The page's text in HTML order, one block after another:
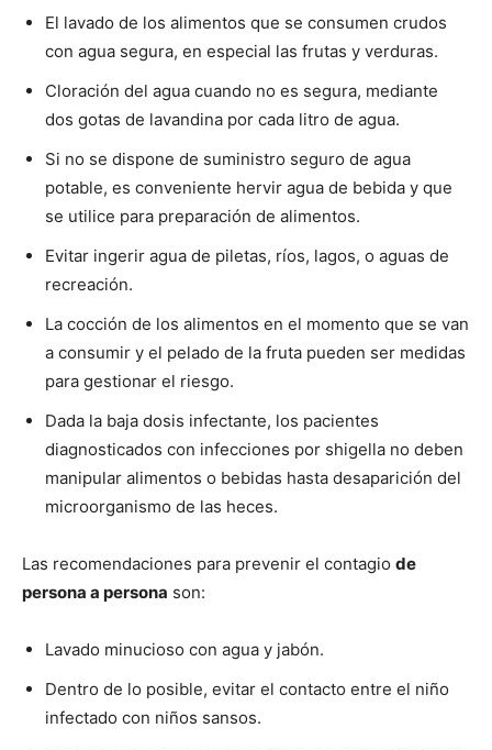
El lavado de los alimentos que se consumen crudos
con agua segura, en especial las frutas y verduras.
Cloración del agua cuando no es segura, mediante
dos gotas de lavandina por cada litro de agua.
Si no se dispone de suministro seguro de agua
potable, es conveniente hervir agua de bebida y que
se utilice para preparación de alimentos.
Evitar ingerir agua de piletas, ríos, lagos, o aguas de
recreación.
La cocción de los alimentos en el momento que se van
a consumir y el pelado de la fruta pueden ser medidas
para gestionar el riesgo.
Dada la baja dosis infectante, los pacientes
diagnosticados con infecciones por shigella no deben
manipular alimentos o bebidas hasta desaparición del
microorganismo de las heces.
Las recomendaciones para prevenir el contagio de
persona a persona son:
Lavado minucioso con agua y jabón.
Dentro de lo posible, evitar el contacto entre el niño
infectado con niños sansos.